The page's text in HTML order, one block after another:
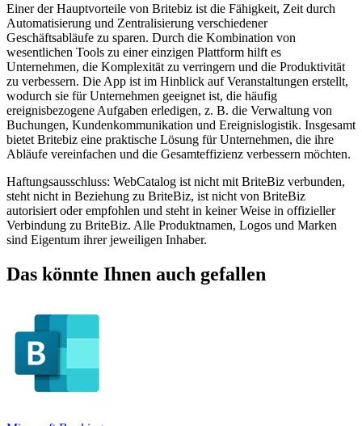
Einer der Hauptvorteile von Britebiz ist die Fähigkeit, Zeit durch
Automatisierung und Zentralisierung verschiedener
Geschäftsabläufe zu sparen. Durch die Kombination von
wesentlichen Tools zu einer einzigen Plattform hilft es
Unternehmen, die Komplexität zu verringern und die Produktivität
zu verbessern. Die App ist im Hinblick auf Veranstaltungen erstellt,
wodurch sie für Unternehmen geeignet ist, die häufig
ereignisbezogene Aufgaben erledigen, z. B. die Verwaltung von
Buchungen, Kundenkommunikation und Ereignislogistik. Insgesamt
bietet Britebiz eine praktische Lösung für Unternehmen, die ihre
Abläufe vereinfachen und die Gesamteffizienz verbessern möchten.
Haftungsausschluss: WebCatalog ist nicht mit BriteBiz verbunden,
steht nicht in Beziehung zu BriteBiz, ist nicht von BriteBiz
autorisiert oder empfohlen und steht in keiner Weise in offizieller
Verbindung zu BriteBiz. Alle Produktnamen, Logos und Marken
sind Eigentum ihrer jeweiligen Inhaber.
Das könnte Ihnen auch gefallen